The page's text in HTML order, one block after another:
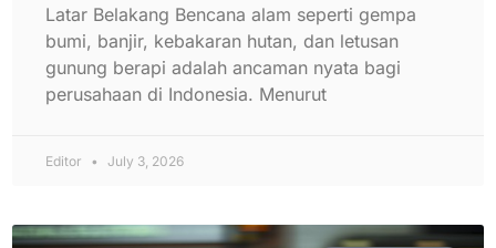
Latar Belakang Bencana alam seperti gempa
bumi, banjir, kebakaran hutan, dan letusan
gunung berapi adalah ancaman nyata bagi
perusahaan di Indonesia. Menurut
Editor July 3, 2026